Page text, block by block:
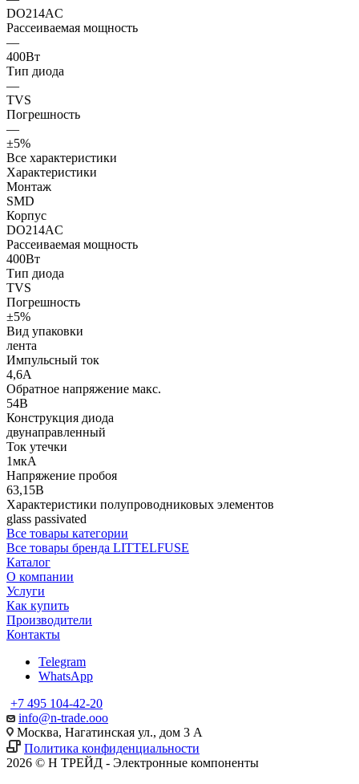
DO214AC
Рассеиваемая мощность
—
400Вт
Тип диода
—
TVS
Погрешность
—
±5%
Все характеристики
Характеристики
Монтаж
SMD
Корпус
DO214AC
Рассеиваемая мощность
400Вт
Тип диода
TVS
Погрешность
±5%
Вид упаковки
лента
Импульсный ток
4,6А
Обратное напряжение макс.
54В
Конструкция диода
двунаправленный
Ток утечки
1мкА
Напряжение пробоя
63,15В
Характеристики полупроводниковых элементов
glass passivated
Все товары категории
Все товары бренда LITTELFUSE
Каталог
О компании
Услуги
Как купить
Производители
Контакты
Telegram
WhatsApp
+7 495 104-42-20
info@n-trade.ooo
Москва, Нагатинская ул., дом 3 А
Политика конфиденциальности
2026 © Н ТРЕЙД - Электронные компоненты